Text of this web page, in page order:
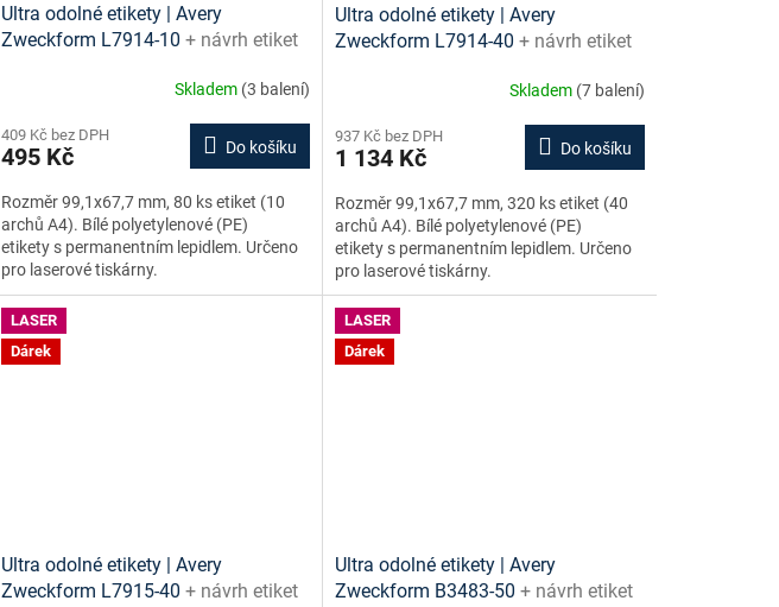
Ultra odolné etikety | Avery
Zweckform L7914-10 + návrh etiket
Skladem (3 balení)
409 Kč bez DPH
495 Kč Do košíku
Rozměr 99,1x67,7 mm, 80 ks etiket (10
archů A4). Bílé polyetylenové (PE)
etikety s permanentním lepidlem. Určeno
pro laserové tiskárny.
Ultra odolné etikety | Avery
Zweckform L7914-40 + návrh etiket
Skladem (7 balení)
937 Kč bez DPH
1 134 Kč Do košíku
Rozměr 99,1x67,7 mm, 320 ks etiket (40
archů A4). Bílé polyetylenové (PE)
etikety s permanentním lepidlem. Určeno
pro laserové tiskárny.
LASER
Dárek
Ultra odolné etikety | Avery
Zweckform L7915-40 + návrh etiket
LASER
Dárek
Ultra odolné etikety | Avery
Zweckform B3483-50 + návrh etiket